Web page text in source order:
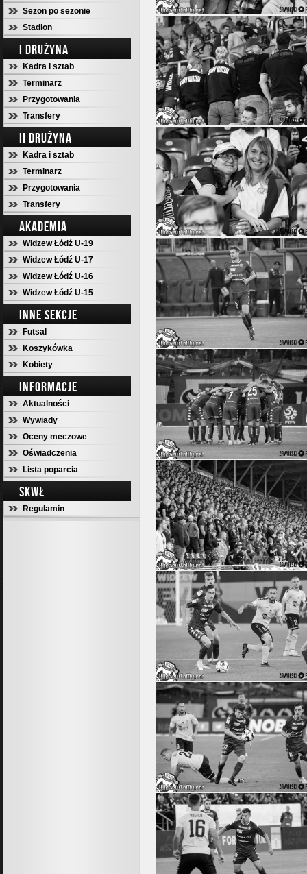
Sezon po sezonie
Stadion
I DRUŻYNA
Kadra i sztab
Terminarz
Przygotowania
Transfery
II DRUŻYNA
Kadra i sztab
Terminarz
Przygotowania
Transfery
AKADEMIA
Widzew Łódź U-19
Widzew Łódź U-17
Widzew Łódź U-16
Widzew Łódź U-15
INNE SEKCJE
Futsal
Koszykówka
Kobiety
INFORMACJE
Aktualności
Wywiady
Oceny meczowe
Oświadczenia
Lista poparcia
SKWŁ
Regulamin